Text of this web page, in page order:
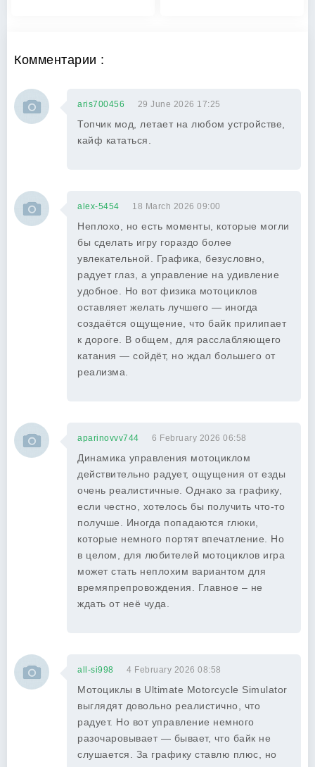
Комментарии :
aris700456 29 June 2026 17:25
Топчик мод, летает на любом устройстве,
кайф кататься.
alex-5454 18 March 2026 09:00
Неплохо, но есть моменты, которые могли
бы сделать игру гораздо более
увлекательной. Графика, безусловно,
радует глаз, а управление на удивление
удобное. Но вот физика мотоциклов
оставляет желать лучшего — иногда
создаётся ощущение, что байк прилипает
к дороге. В общем, для расслабляющего
катания — сойдёт, но ждал большего от
реализма.
aparinovvv744 6 February 2026 06:58
Динамика управления мотоциклом
действительно радует, ощущения от езды
очень реалистичные. Однако за графику,
если честно, хотелось бы получить что-то
получше. Иногда попадаются глюки,
которые немного портят впечатление. Но
в целом, для любителей мотоциклов игра
может стать неплохим вариантом для
времяпрепровождения. Главное – не
ждать от неё чуда.
all-si998 4 February 2026 08:58
Мотоциклы в Ultimate Motorcycle Simulator
выглядят довольно реалистично, что
радует. Но вот управление немного
разочаровывает — бывает, что байк не
слушается. За графику ставлю плюс, но